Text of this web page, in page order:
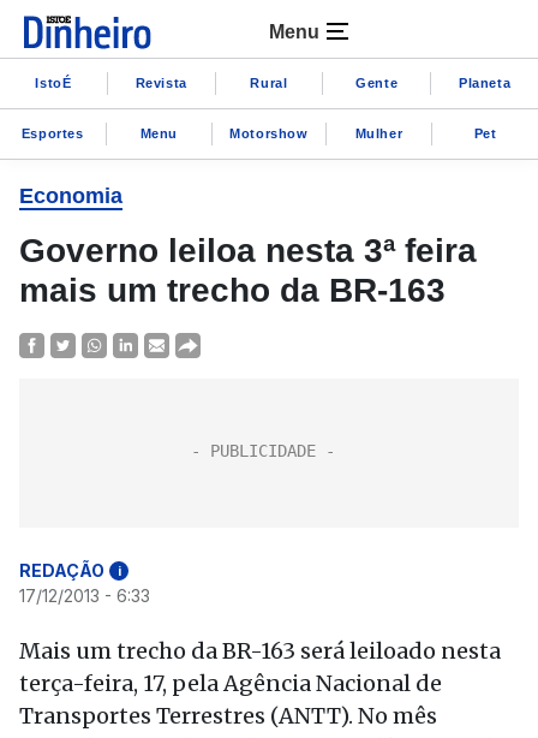
Menu
IstoÉ Revista Rural Gente Planeta
Esportes Menu Motorshow Mulher Pet
Economia
Governo leiloa nesta 3ª feira
mais um trecho da BR-163
REDAÇÃO i
17/12/2013 - 6:33
Mais um trecho da BR-163 será leiloado nesta
terça-feira, 17, pela Agência Nacional de
Transportes Terrestres (ANTT). No mês